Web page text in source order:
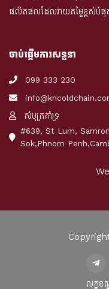
ផលិតផលដែលវាយតម្លៃខ្ពស់បំផុ
ចាប់ផ្តើមការសន្ទនា
099 333 230
សំបុត្រគាំទ្រ
#639, St Lum,
Sok,Phnom
លក្ខខ